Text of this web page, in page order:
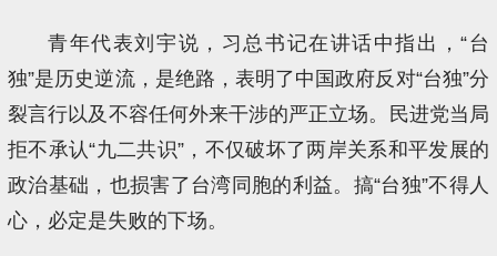
青年代表刘宇说，习总书记在讲话中指出，“台
独”是历史逆流，是绝路，表明了中国政府反对“台独”分
裂言行以及不容任何外来干涉的严正立场。民进党当局
拒不承认“九二共识”，不仅破坏了两岸关系和平发展的
政治基础，也损害了台湾同胞的利益。搞“台独”不得人
心，必定是失败的下场。